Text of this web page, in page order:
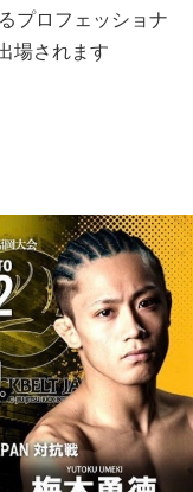
プロフェッショナ
場されます